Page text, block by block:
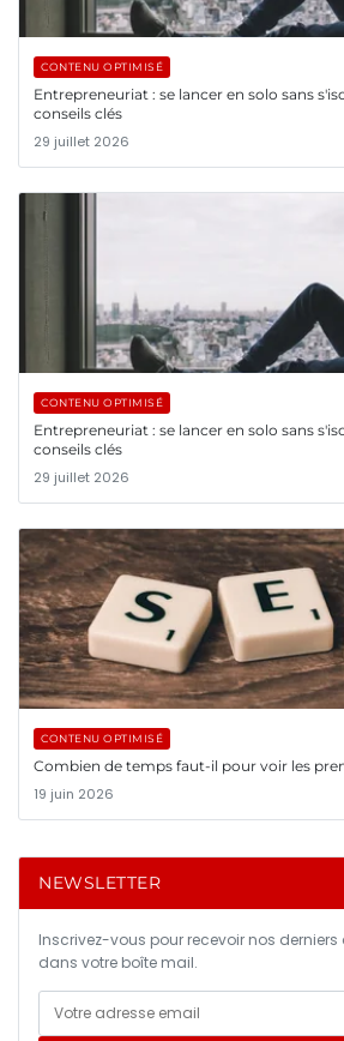
CONTENU OPTIMISÉ
Entrepreneuriat : se lancer en solo sans
conseils clés
29 juillet 2026
CONTENU OPTIMISÉ
Entrepreneuriat : se lancer en solo sans
conseils clés
29 juillet 2026
CONTENU OPTIMISÉ
Combien de temps faut-il pour voir les
19 juin 2026
NEWSLETTER
Inscrivez-vous pour recevoir nos
dans votre boîte mail.